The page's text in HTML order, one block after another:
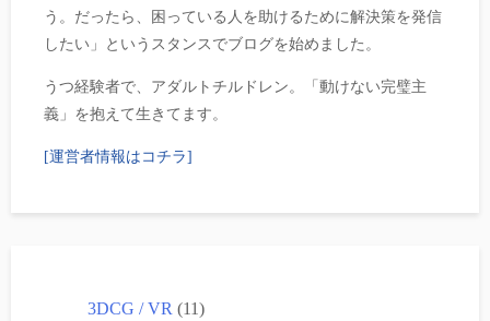
う。だったら、困っている人を助けるために解決策を発信
したい」というスタンスでブログを始めました。
うつ経験者で、アダルトチルドレン。「動けない完璧主
義」を抱えて生きてます。
[運営者情報はコチラ]
3DCG / VR (11)